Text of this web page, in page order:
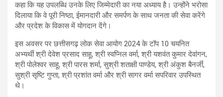
कहा कि यह उपलब्धि उनके लिए जिम्मेदारी का नया अध्याय है। उन्होंने भरोसा
दिलाया कि वे पूरी निष्ठा, ईमानदारी और समर्पण के साथ जनता की सेवा करेंगे
और प्रदेश के विकास में योगदान देंगे।
इस अवसर पर छत्तीसगढ़ लोक सेवा आयोग 2024 के टॉप 10 चयनित
अभ्यर्थी श्री देवेश प्रसाद साहू, श्री स्वप्निल वर्मा, श्री यशवंत कुमार देवांगन,
श्री पोलेश्वर साहू, श्री पारस शर्मा, सुश्री शताक्षी पाण्डेय, श्री अंकुश बैनर्जी,
सुश्री सृष्टि गुप्ता, श्री प्रशांत वर्मा और श्री सागर वर्मा सपरिवार उपस्थित
थे।